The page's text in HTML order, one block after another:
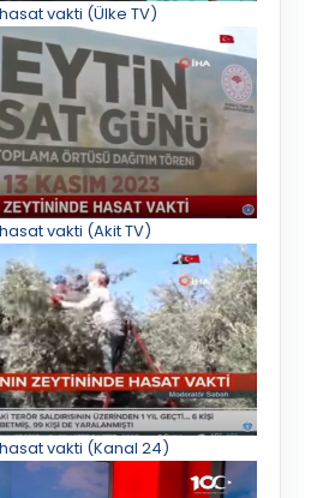
vakti (Ülke TV)
vakti (Akit TV)
vakti (Kanal 24)